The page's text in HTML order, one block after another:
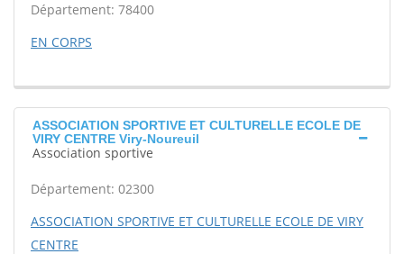
Département: 78400
EN CORPS
ASSOCIATION SPORTIVE ET CULTURELLE ECOLE DE
VIRY CENTRE Viry-Noureuil
Association sportive
Département: 02300
ASSOCIATION SPORTIVE ET CULTURELLE ECOLE DE VIRY
CENTRE